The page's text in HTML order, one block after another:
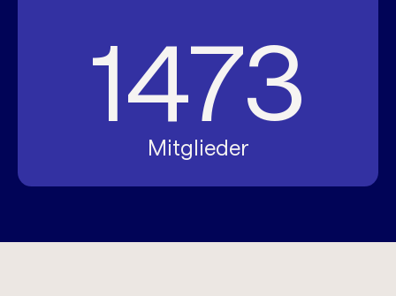
1473
Mitglieder